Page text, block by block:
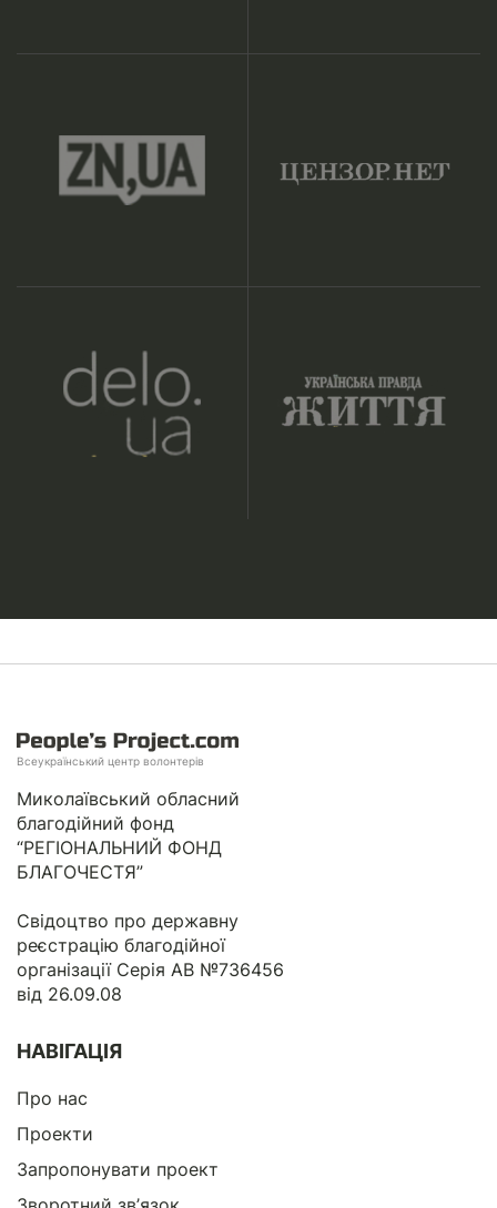
Всеукраїнський центр волонтерів
Миколаївський обласний
благодійний фонд
“РЕГІОНАЛЬНИЙ ФОНД
БЛАГОЧЕСТЯ”
Свідоцтво про державну
реєстрацію благодійної
організації Серія АВ №736456
від 26.09.08
НАВІГАЦІЯ
Про нас
Проекти
Запропонувати проект